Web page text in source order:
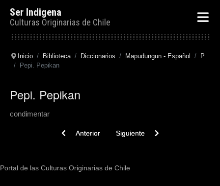
Ser Indigena
Culturas Originarias de Chile
Inicio Biblioteca Diccionarios Mapudungun - Español
P
Pepi. Pepikan
Pepi. Pepikan
condimentar
Previous article: Pentëku
Anterior Next article: Pepiln
Siguiente
Portal de las Culturas Originarias de Chile